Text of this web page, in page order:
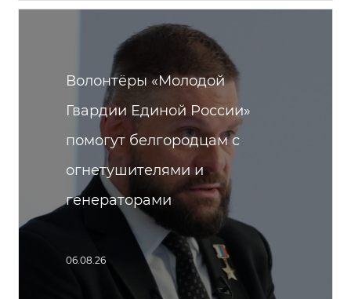
Волонтёры «Молодой
Гвардии Единой России»
помогут белгородцам с
огнетушителями и
генераторами
06.08.26